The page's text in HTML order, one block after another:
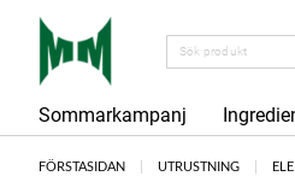
Sommarkampanj
FÖRSTASIDAN UTRUSTNING